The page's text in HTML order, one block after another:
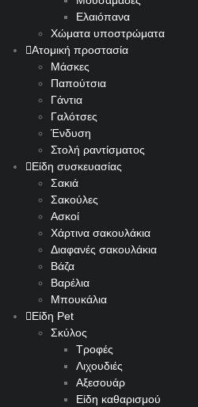
Ελαιόπανα
Χώματα υποστρώματα
Ατομική προστασία
Μάσκες
Παπούτσια
Γάντια
Γαλότσες
Ένδυση
Στολή ραντίσματος
Είδη συσκευασίας
Σακιά
Σακούλες
Ασκοί
Χάρτινα σακουλάκια
Διαφανές σακουλάκια
Βάζα
Βαρέλια
Μπουκάλια
Είδη Pet
Σκύλος
Τροφές
Λιχουδιές
Αξεσουάρ
Είδη καθαρισμού